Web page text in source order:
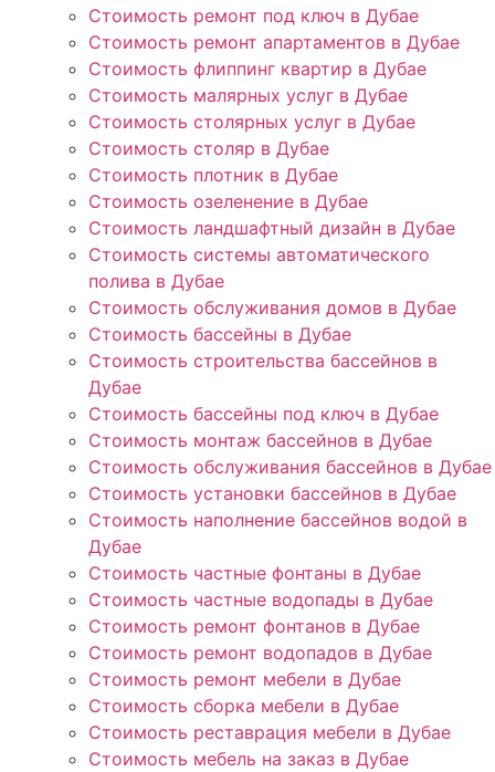
Стоимость ремонт под ключ в Дубае
Стоимость ремонт апартаментов в Дубае
Стоимость флиппинг квартир в Дубае
Стоимость малярных услуг в Дубае
Стоимость столярных услуг в Дубае
Стоимость столяр в Дубае
Стоимость плотник в Дубае
Стоимость озеленение в Дубае
Стоимость ландшафтный дизайн в Дубае
Стоимость системы автоматического
полива в Дубае
Стоимость обслуживания домов в Дубае
Стоимость бассейны в Дубае
Стоимость строительства бассейнов в
Дубае
Стоимость бассейны под ключ в Дубае
Стоимость монтаж бассейнов в Дубае
Стоимость обслуживания бассейнов в Дубае
Стоимость установки бассейнов в Дубае
Стоимость наполнение бассейнов водой в
Дубае
Стоимость частные фонтаны в Дубае
Стоимость частные водопады в Дубае
Стоимость ремонт фонтанов в Дубае
Стоимость ремонт водопадов в Дубае
Стоимость ремонт мебели в Дубае
Стоимость сборка мебели в Дубае
Стоимость реставрация мебели в Дубае
Стоимость мебель на заказ в Дубае